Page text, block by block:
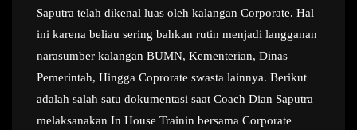
Saputra telah dikenal luas oleh kalangan Corporate. Hal
ini karena beliau sering bahkan rutin menjadi langganan
narasumber kalangan BUMN, Kementerian, Dinas
Pemerintah, Hingga Coprorate swasta lainnya. Berikut
adalah salah satu dokumentasi saat Coach Dian Saputra
melaksanakan In House Trainin bersama Corporate